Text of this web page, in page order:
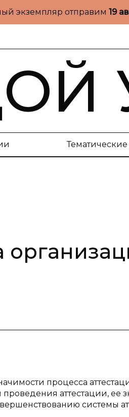
экземпляр отправим 19
процесса
аттестации, ее
системы